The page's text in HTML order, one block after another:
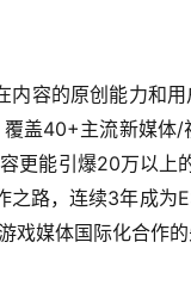
内容的原创能力和
覆盖40+主流新媒
更能引爆20万以上
之路，连续3年成
戏媒体国际化合作的